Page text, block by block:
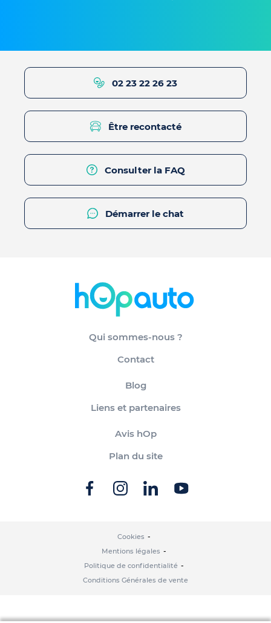
02 23 22 26 23
Être recontacté
Consulter la FAQ
Démarrer le chat
Qui sommes-nous ?
Contact
Blog
Liens et partenaires
Avis hOp
Plan du site
Cookies
Mentions légales
Politique de confidentialité
Conditions Générales de vente